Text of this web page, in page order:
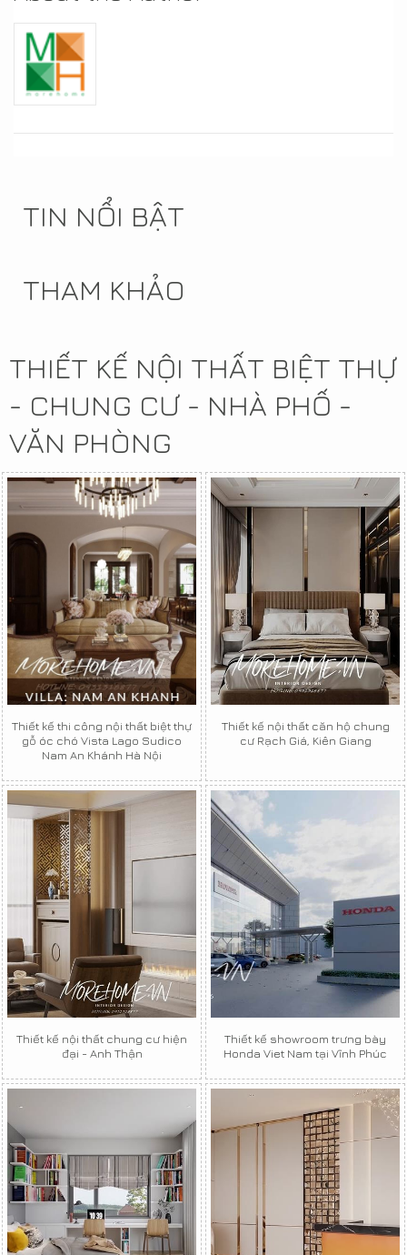
TIN NỔI BẬT
THAM KHẢO
THIẾT KẾ NỘI THẤT BIỆT THỰ
- CHUNG CƯ - NHÀ PHỐ -
VĂN PHÒNG
Thiết kế thi công nội thất biệt thự
gỗ óc chó Vista Lago Sudico
Nam An Khánh Hà Nội
Thiết kế nội thất căn hộ chung
cư Rạch Giá, Kiên Giang
Thiết kế nội thất chung cư hiện
đại - Anh Thận
Thiết kế showroom trưng bày
Honda Viet Nam tại Vĩnh Phúc